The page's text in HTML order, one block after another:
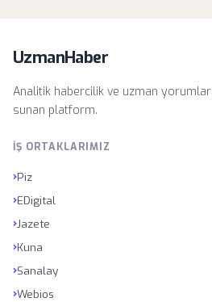
UzmanHaber
Analitik habercilik ve uzman yorumlar
sunan platform.
İŞ ORTAKLARIMIZ
›Piz
›EDigital
›Jazete
›Kuna
›Sanalay
›Webios